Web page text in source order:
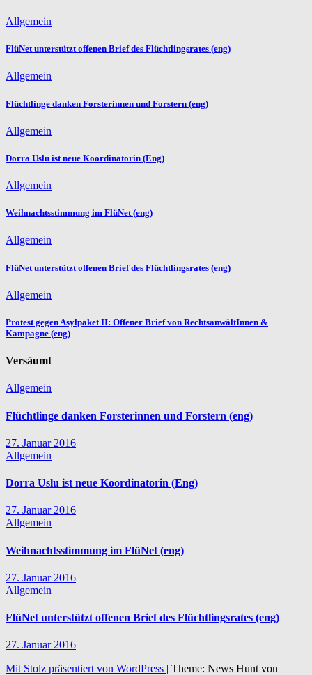
Allgemein
FlüNet unterstützt offenen Brief des Flüchtlingsrates (eng)
Allgemein
Flüchtlinge danken Forsterinnen und Forstern (eng)
Allgemein
Dorra Uslu ist neue Koordinatorin (Eng)
Allgemein
Weihnachtsstimmung im FlüNet (eng)
Allgemein
FlüNet unterstützt offenen Brief des Flüchtlingsrates (eng)
Allgemein
Protest gegen Asylpaket II: Offener Brief von RechtsanwältInnen &
Kampagne (eng)
Versäumt
Allgemein
Flüchtlinge danken Forsterinnen und Forstern (eng)
27. Januar 2016
Allgemein
Dorra Uslu ist neue Koordinatorin (Eng)
27. Januar 2016
Allgemein
Weihnachtsstimmung im FlüNet (eng)
27. Januar 2016
Allgemein
FlüNet unterstützt offenen Brief des Flüchtlingsrates (eng)
27. Januar 2016
Mit Stolz präsentiert von WordPress
Theme: News Hunt von